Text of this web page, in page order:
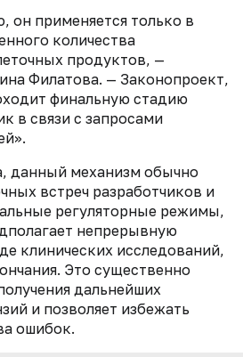
он применяется только в
количества
продуктов, —
Филатова. — Законопроект,
финальную стадию
в связи с запросами
данный механизм обычно
встреч разработчиков и
регуляторные режимы,
непрерывную
клинических исследований,
Это существенно
дальнейших
и позволяет избежать
ошибок.